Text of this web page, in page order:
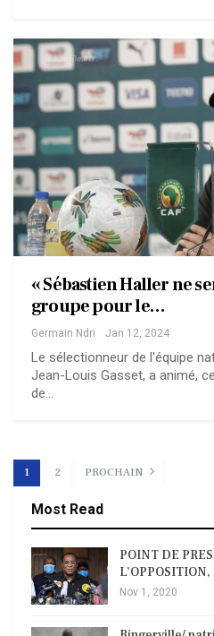
« Sébastien Haller ne
groupe pour le…
Germain Ndri Jan 12, 2024
Le sélectionneur de l'équipe
Jean-Louis Gasset, a animé,
de…
1 2 PROCHAIN
Most Read
POINT DE
Nov 1, 2020